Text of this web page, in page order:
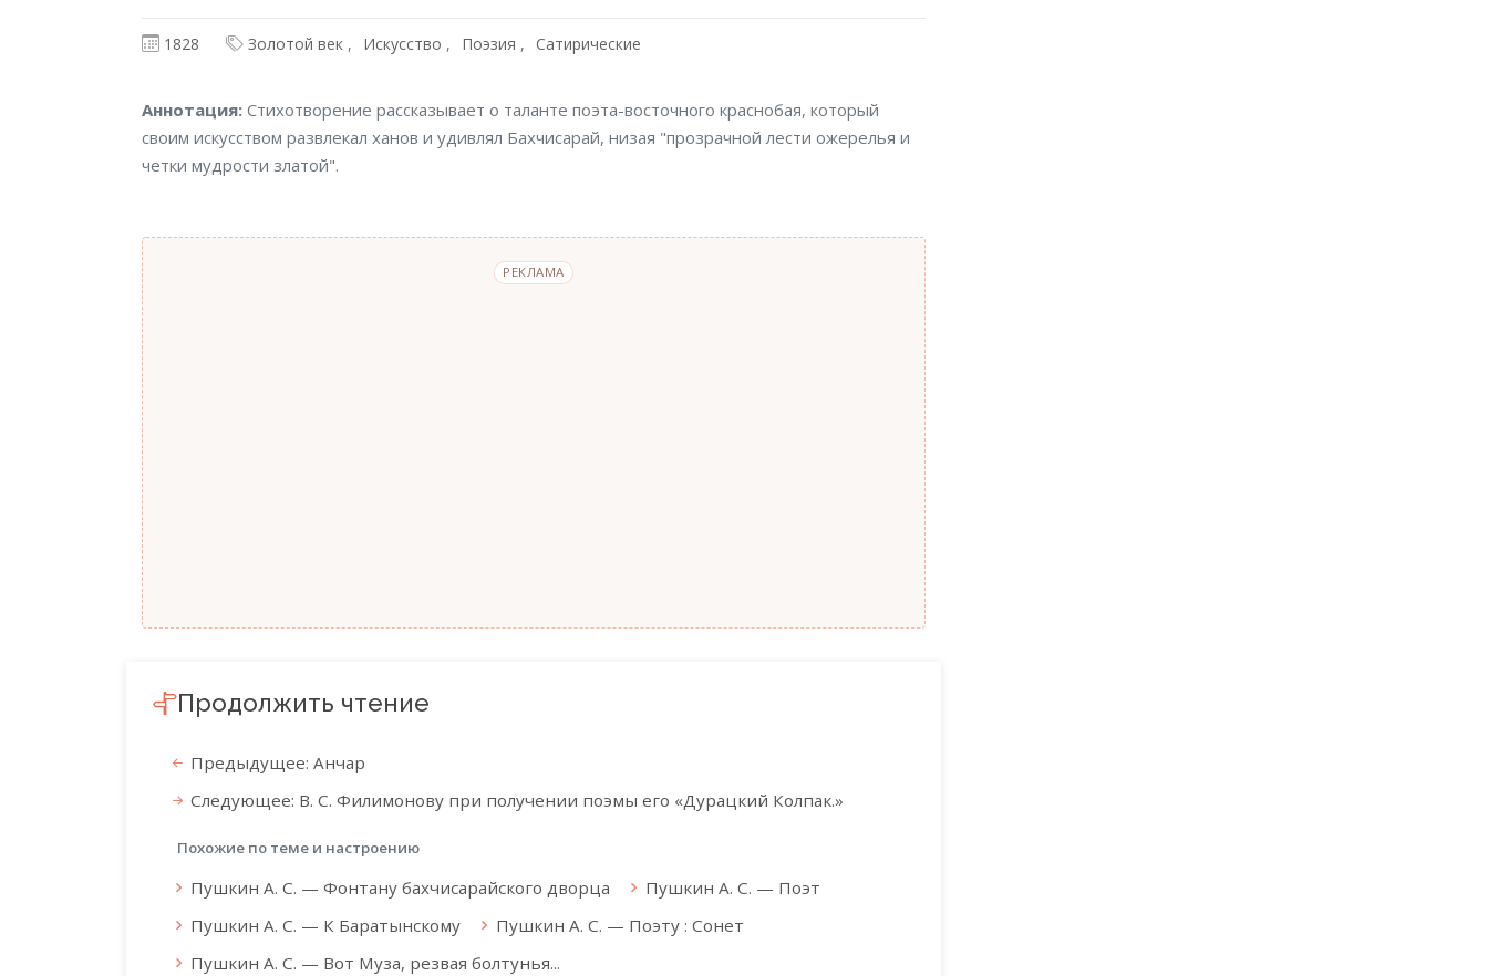
1828 Золотой век Искусство Поэзия Сатирические
Аннотация
Аннотация:Стихотворение рассказывает о таланте поэта-восточного краснобая, который
своим искусством развлекал ханов и удивлял Бахчисарай, низая "прозрачной лести ожерелья и
четки мудрости златой".
РЕКЛАМА
Продолжить чтение
Предыдущее: Анчар
Следующее: В. С. Филимонову при получении поэмы его «Дурацкий Колпак.»
Похожие по теме и настроению
Пушкин А. С. — Фонтану бахчисарайского дворца
Пушкин А. С. — Поэт
Пушкин А. С. — К Баратынскому
Пушкин А. С. — Поэту : Сонет
Пушкин А. С. — Вот Муза, резвая болтунья...